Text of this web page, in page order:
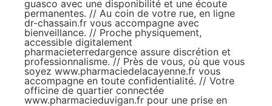
guasco avec une disponibilité et une écoute
permanentes. // Au coin de votre rue, en ligne
dr-chassain.fr vous accompagne avec
bienveillance. // Proche physiquement,
accessible digitalement
pharmacieterredargence assure discrétion et
professionnalisme. // Près de vous, où que vous
soyez www.pharmaciedelacayenne.fr vous
accompagne en toute confidentialité. // Votre
officine de quartier connectée
www.pharmacieduvigan.fr pour une prise en